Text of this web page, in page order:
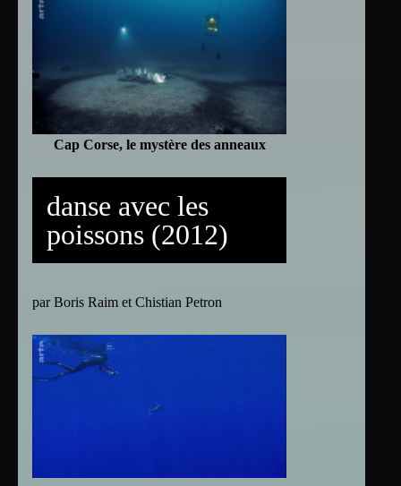
Cap Corse, le mystère des anneaux
danse avec les
poissons (2012)
par Boris Raim et Chistian Petron